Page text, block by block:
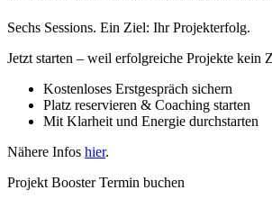
Sechs Sessions. Ein Ziel: Ihr Projekterfolg.
Jetzt starten – weil erfolgreiche Projekte kein
Kostenloses Erstgespräch sichern
Platz reservieren & Coaching starten
Mit Klarheit und Energie durchstarten
Nähere Infos hier.
Projekt Booster Termin buchen